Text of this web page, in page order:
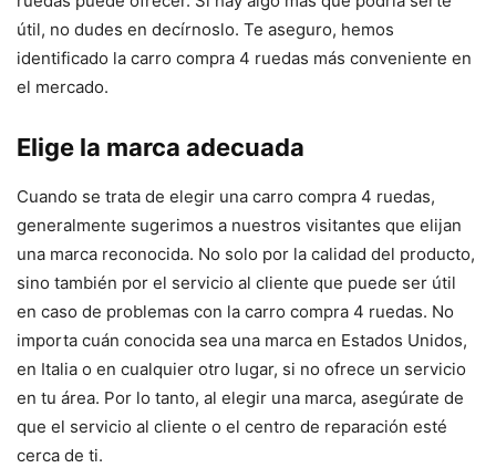
útil, no dudes en decírnoslo. Te aseguro, hemos
identificado la carro compra 4 ruedas más conveniente en
el mercado.
Elige la marca adecuada
Cuando se trata de elegir una carro compra 4 ruedas,
generalmente sugerimos a nuestros visitantes que elijan
una marca reconocida. No solo por la calidad del producto,
sino también por el servicio al cliente que puede ser útil
en caso de problemas con la carro compra 4 ruedas. No
importa cuán conocida sea una marca en Estados Unidos,
en Italia o en cualquier otro lugar, si no ofrece un servicio
en tu área. Por lo tanto, al elegir una marca, asegúrate de
que el servicio al cliente o el centro de reparación esté
cerca de ti.